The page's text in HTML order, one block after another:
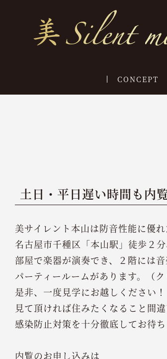
CONCEPT
土日・平日遅い時間も内
美サイレント本山は防音性能に優
名古屋市千種区「本山駅」徒歩２分
部屋で楽器が演奏でき、２階には
パーティールームがあります。（ク
是非、一度見学にお越しください！
見て頂ければ住みたくなること間違
感染防止対策を十分徹底してお待ち
内覧のお申し込みは